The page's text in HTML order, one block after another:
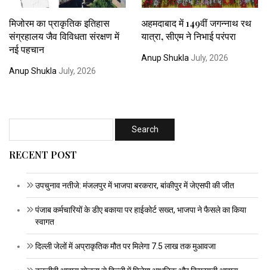
मिजोरम का प्राकृतिक इतिहास
संग्रहालय जैव विविधता संरक्षण में
नई पहचान
Anup Shukla July, 2026
अहमदाबाद में 149वीं जगन्नाथ रथ
यात्रा, सीएम ने निभाई परंपरा
Anup Shukla July, 2026
RECENT POST
उपचुनाव नतीजे: मंजलपुर में भाजपा बरकरार, बांकीपुर में जेएसपी की जीत
पंजाब कर्मचारियों के डीए बकाया पर हाईकोर्ट सख्त, भाजपा ने फैसले का किया
स्वागत
दिल्ली जेलों में अप्राकृतिक मौत पर मिलेगा 7.5 लाख तक मुआवजा